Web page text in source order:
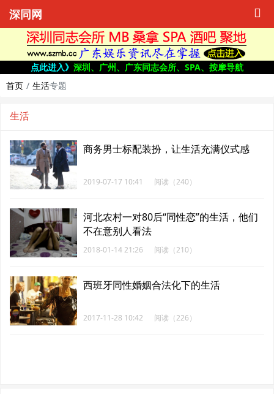
深同网
点此进入》 深圳、广州、广东同志会所、SPA、按摩导航
首页
生活专题
生活
商务男士标配装扮，让生活充满仪式感
2019-07-17 10:41 阅读（240）
河北农村一对80后“同性恋”的生活，他们
不在意别人看法
2018-01-14 21:26 阅读（210）
西班牙同性婚姻合法化下的生活
2017-11-28 10:42 阅读（226）